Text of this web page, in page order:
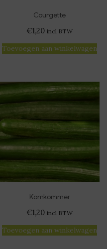
Courgette
€1,20 incl BTW
Toevoegen aan winkelwagen
Komkommer
€1,20 incl BTW
Toevoegen aan winkelwagen